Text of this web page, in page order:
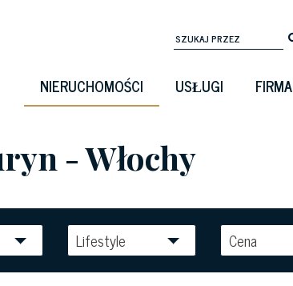
NIERUCHOMOŚCI USŁUGI FIRMA
- Włochy
Lifestyle Cena